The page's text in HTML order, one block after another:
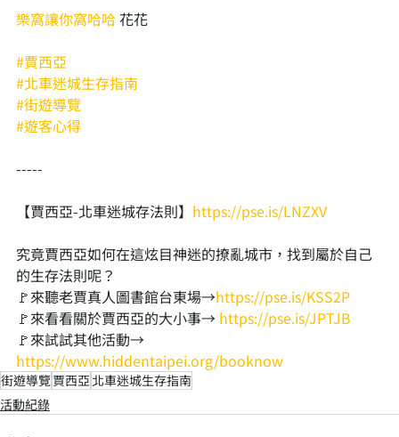
樂窩讓你窩哈哈 花花
#賈西亞
#北車迷城生存指南
#街遊導覽
#遊客心得
-----
【賈西亞-北車迷城存法則】 https://pse.is/LNZXV
究竟賈西亞如何在這炫目神迷的撩亂城市，找到屬於自己
的生存法則呢？
🚩來聽老賈真人圖書館台東場→https://pse.is/KSS2P
🚩來看看關於賈西亞的大小事→ https://pse.is/JPTJB
🚩來試試其他活動→
https://www.hiddentaipei.org/booknow
街遊導覽賈西亞 北車迷城生存指南
活動紀錄